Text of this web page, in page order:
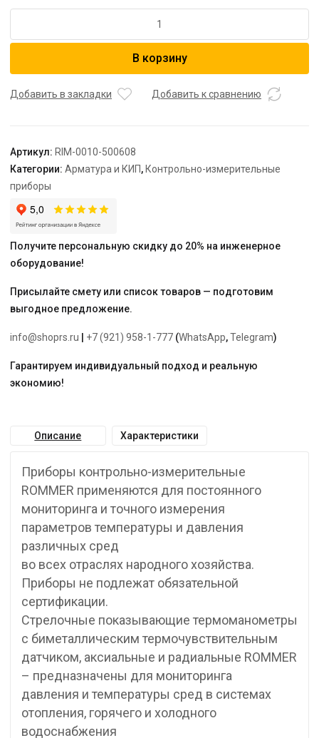
ROMMER
Корпус
1/4
,
0...6
бар,
В корзину
Добавить в закладки Добавить к сравнению
Артикул: RIM-0010-500608
Категории: Арматура и КИП, Контрольно-измерительные
приборы
Получите персональную скидку до 20% на инженерное
оборудование!
Присылайте смету или список товаров — подготовим
выгодное предложение.
info@shoprs.ru +7 (921) 958-1-777 (WhatsApp,Telegram)
Гарантируем индивидуальный подход и реальную
экономию!
Описание Характеристики
Приборы контрольно-измерительные
ROMMER применяются для постоянного
мониторинга и точного измерения
параметров температуры и давления
различных сред
во всех отраслях народного хозяйства.
Приборы не подлежат обязательной
сертификации.
Стрелочные показывающие термоманометры
с биметаллическим термочувствительным
датчиком, аксиальные и радиальные ROMMER
– предназначены для мониторинга
давления и температуры сред в системах
отопления, горячего и холодного
водоснабжения